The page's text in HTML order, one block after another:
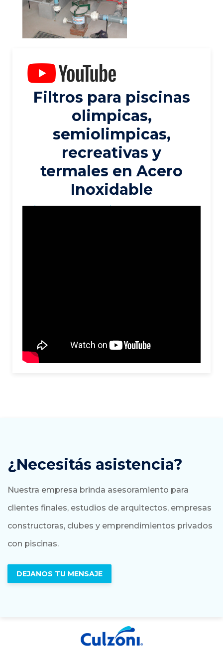
Filtros para piscinas
olimpicas,
semiolimpicas,
recreativas y
termales en Acero
Inoxidable
Mirá todos nuestros videos
¿Necesitás asistencia?
Nuestra empresa brinda asesoramiento para
clientes finales, estudios de arquitectos, empresas
constructoras, clubes y emprendimientos privados
con piscinas.
DEJANOS TU MENSAJE